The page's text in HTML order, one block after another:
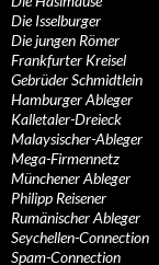
Die Isselburger
Die jungen Römer
Frankfurter Kreisel
Gebrüder Schmidtlein
Hamburger Ableger
Kalletaler-Dreieck
Malaysischer-Ableger
Mega-Firmennetz
Münchener Ableger
Philipp Reisener
Rumänischer Ableger
Seychellen-Connection
Spam-Connection